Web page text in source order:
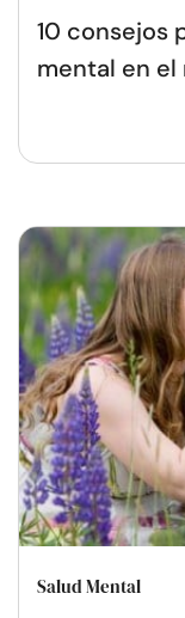
10 consejos
mental en
Salud Mental